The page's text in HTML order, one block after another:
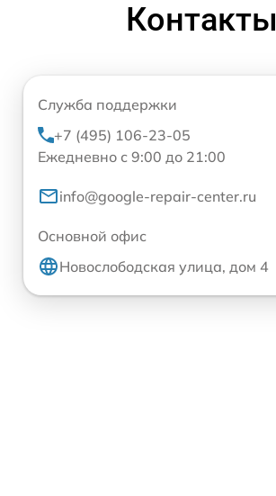
Контакты
Служба поддержки
+7 (495) 106-23-05
Ежедневно с 9:00 до 21:00
info@google-repair-center.ru
Основной офис
Новослободская улица, дом 4